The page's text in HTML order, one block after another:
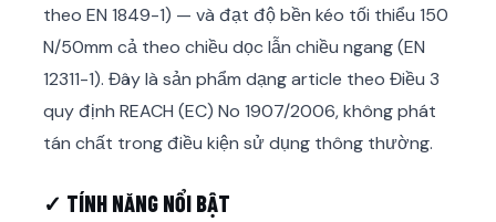
theo EN 1849-1) — và đạt độ bền kéo tối thiểu 150
N/50mm cả theo chiều dọc lẫn chiều ngang (EN
12311-1). Đây là sản phẩm dạng article theo Điều 3
quy định REACH (EC) No 1907/2006, không phát
tán chất trong điều kiện sử dụng thông thường.
✓ TÍNH NĂNG NỔI BẬT